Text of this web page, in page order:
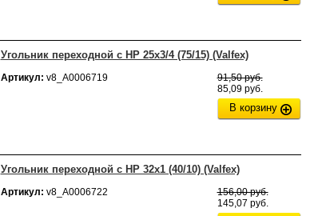
Угольник переходной с НР 25х3/4 (75/15) (Valfex)
Артикул: v8_А0006719
91,50 руб.
85,09 руб.
В корзину
Угольник переходной с НР 32х1 (40/10) (Valfex)
Артикул: v8_А0006722
156,00 руб.
145,07 руб.